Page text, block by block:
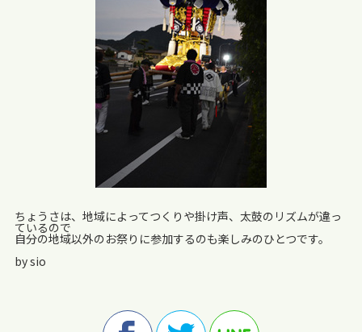
ちょうさは、地域によってつくりや掛け声、太鼓のリズムが違っ
ているので
自分の地域以外のお祭りに参加するのも楽しみのひとつです。
by sio